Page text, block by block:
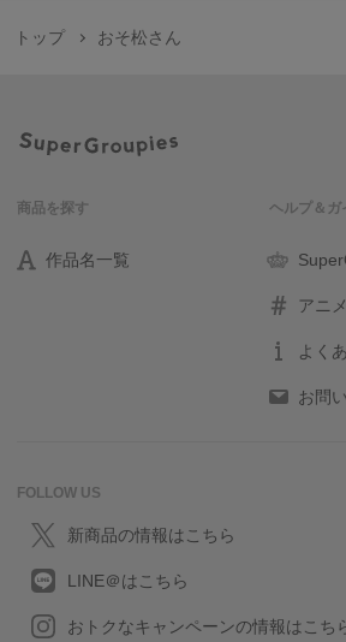
トップ おそ松さん
商品を探す
作品名一覧
ヘルプ＆ガ
アニ
よく
お問
FOLLOW US
新商品の情報はこちら
LINE＠はこちら
おトクなキャンペーンの情報はこち